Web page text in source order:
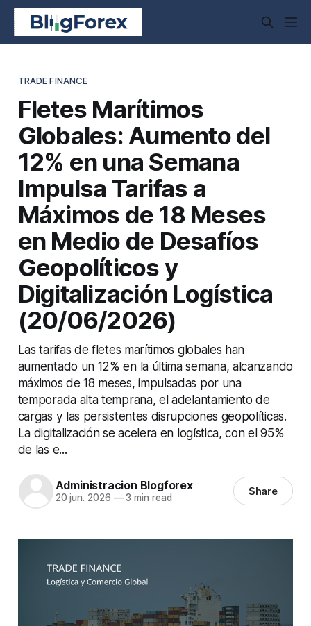
TRADE FINANCE
Fletes Marítimos
Globales: Aumento del
12% en una Semana
Impulsa Tarifas a
Máximos de 18 Meses
en Medio de Desafíos
Geopolíticos y
Digitalización Logística
(20/06/2026)
Las tarifas de fletes marítimos globales han
aumentado un 12% en la última semana, alcanzando
máximos de 18 meses, impulsadas por una
temporada alta temprana, el adelantamiento de
cargas y las persistentes disrupciones geopolíticas.
La digitalización se acelera en logística, con el 95%
de las e...
Administracion Blogforex
20 jun. 2026 —3 min read Share